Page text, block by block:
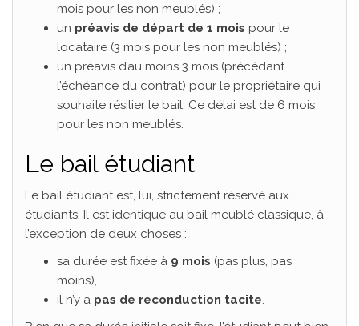
mois pour les non meublés) ;
un préavis de départ de 1 mois pour le
locataire (3 mois pour les non meublés) ;
un préavis d’au moins 3 mois (précédant
l’échéance du contrat) pour le propriétaire qui
souhaite résilier le bail. Ce délai est de 6 mois
pour les non meublés.
Le bail étudiant
Le bail étudiant est, lui, strictement réservé aux
étudiants. Il est identique au bail meublé classique, à
l’exception de deux choses :
sa durée est fixée à 9 mois (pas plus, pas
moins),
il n’y a pas de reconduction tacite.